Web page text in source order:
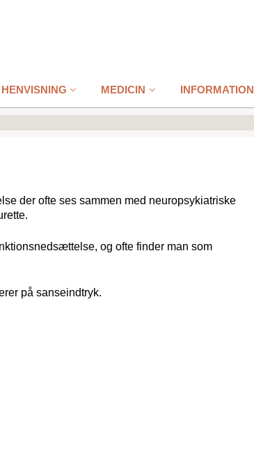
HENVISNING MEDICIN INFORMATION
der ofte ses sammen med neuropsykiatriske
og ofte finder man som
på sanseindtryk.